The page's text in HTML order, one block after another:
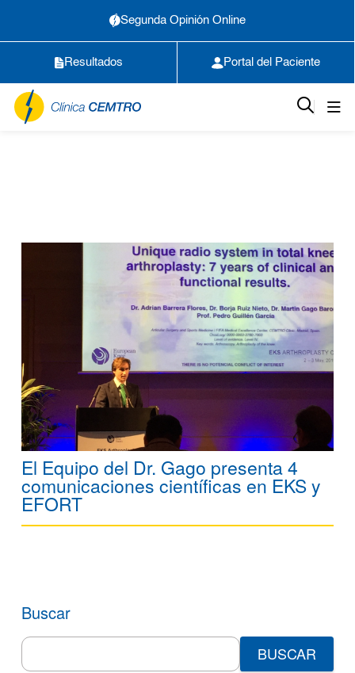
Segunda Opinión Online
Resultados Portal del Paciente
El Equipo del Dr. Gago presenta 4
comunicaciones científicas en EKS y
EFORT
Buscar
Search
for: